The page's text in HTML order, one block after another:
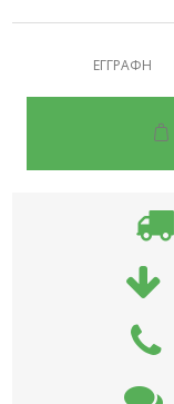
ΕΓΓΡΑΦΗ